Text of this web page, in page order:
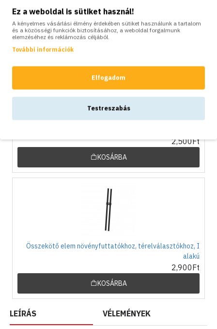
KOSÁRBA
Összekötő elem növényfuttatókhoz, térelválasztókhoz, U
2,500Ft
KOSÁRBA
Összekötő elem növényfuttatókhoz, térelválasztókhoz, I
alakú
2,900Ft
KOSÁRBA
LEÍRÁS VÉLEMÉNYEK
Ez a weboldal is sütiket használ!
A kényelmes vásárlási élmény érdekében sütiket használunk a tartalom
és a közösségi funkciók biztosításához, a weboldal forgalmunk
elemzéséhez és reklámozás céljából.
További információk
Elfogadom
Testreszabás